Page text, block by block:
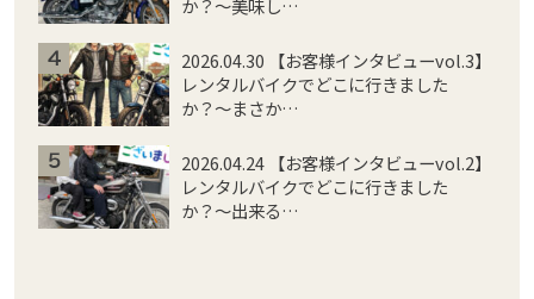
か？〜美味し…
2026.04.30 【お客様インタビューvol.3】
レンタルバイクでどこに行きました
か？〜まさか…
2026.04.24 【お客様インタビューvol.2】
レンタルバイクでどこに行きました
か？〜出来る…